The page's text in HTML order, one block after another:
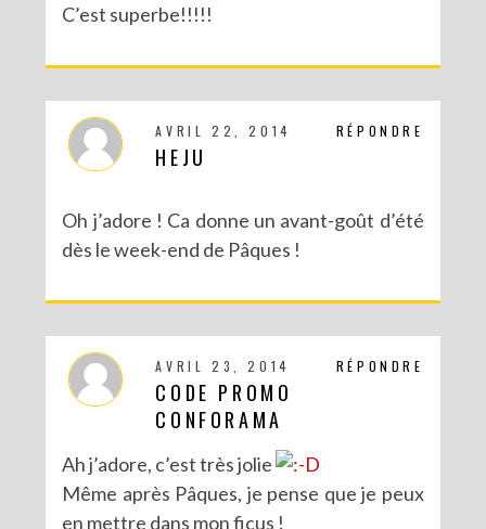
C’est superbe!!!!!
RÉPONDRE
AVRIL 22, 2014
HEJU
Oh j’adore ! Ca donne un avant-goût d’été
dès le week-end de Pâques !
RÉPONDRE
AVRIL 23, 2014
CODE PROMO
CONFORAMA
Ah j’adore, c’est très jolie
Même après Pâques, je pense que je peux
en mettre dans mon ficus !